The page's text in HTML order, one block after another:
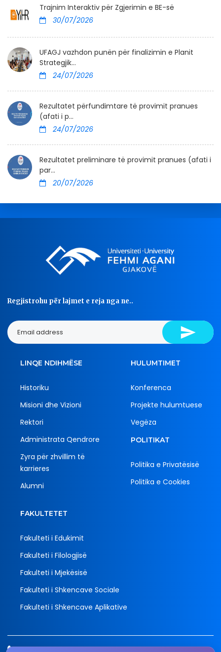
Trajnim Interaktiv për Zgjerimin e BE-së
30/07/2026
UFAGJ vazhdon punën për finalizimin e Planit
Strategjik...
24/07/2026
Rezultatet përfundimtare të provimit pranues
(afati i p...
24/07/2026
Rezultatet preliminare të provimit pranues (afati i
par...
20/07/2026
Regjistrohu për lajmet e reja nga ne..
LINQE NDIHMËSE
Historiku
Misioni dhe Vizioni
Rektori
Administrata Qendrore
Zyra për zhvillim të
karrieres
Alumni
HULUMTIMET
Konferenca
Projekte hulumtuese
Vegëza
POLITIKAT
Politika e Privatësisë
Politika e Cookies
FAKULTETET
Fakulteti i Edukimit
Fakulteti i Filologjisë
Fakulteti i Mjekësisë
Fakulteti i Shkencave Sociale
Fakulteti i Shkencave Aplikative
Tel.